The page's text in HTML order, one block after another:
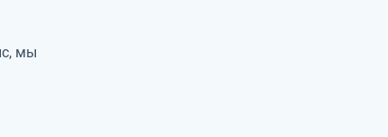
мы